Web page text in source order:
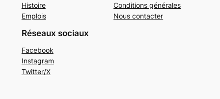
Histoire
Emplois
Conditions générales
Nous contacter
Réseaux sociaux
Facebook
Instagram
Twitter/X